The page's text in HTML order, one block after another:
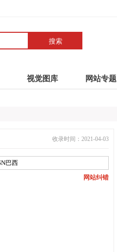
搜索
视觉图库 网站专题
收录时间：2021-04-03
网站纠错